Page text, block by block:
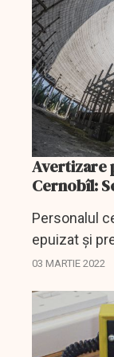
Avertizare
Cernobîl:
Personalul
epuizat şi
erori
03 MARTIE 2022